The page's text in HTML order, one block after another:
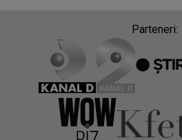
Parteneri: